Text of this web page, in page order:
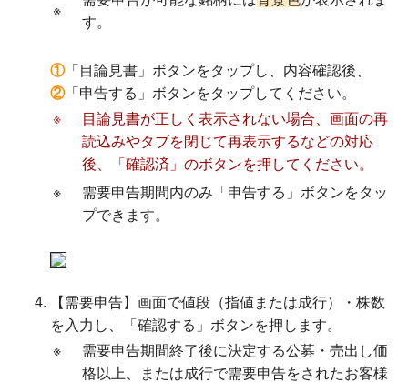
※
す。
①「目論見書」ボタンをタップし、内容確認後、
②「申告する」ボタンをタップしてください。
※
目論見書が正しく表示されない場合、画面の再
読込みやタブを閉じて再表示するなどの対応
後、「確認済」のボタンを押してください。
※
需要申告期間内のみ「申告する」ボタンをタッ
プできます。
【需要申告】画面で値段（指値または成行）・株数
を入力し、「確認する」ボタンを押します。
※
需要申告期間終了後に決定する公募・売出し価
格以上、または成行で需要申告をされたお客様